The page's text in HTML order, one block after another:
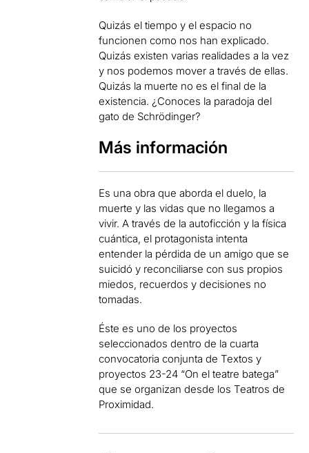
Quizás el tiempo y el espacio no
funcionen como nos han explicado.
Quizás existen varias realidades a la vez
y nos podemos mover a través de ellas.
Quizás la muerte no es el final de la
existencia. ¿Conoces la paradoja del
gato de Schrödinger?
Más información
Es una obra que aborda el duelo, la
muerte y las vidas que no llegamos a
vivir. A través de la autoficción y la física
cuántica, el protagonista intenta
entender la pérdida de un amigo que se
suicidó y reconciliarse con sus propios
miedos, recuerdos y decisiones no
tomadas.
Éste es uno de los proyectos
seleccionados dentro de la cuarta
convocatoria conjunta de Textos y
proyectos 23-24 “On el teatre batega”
que se organizan desde los Teatros de
Proximidad.